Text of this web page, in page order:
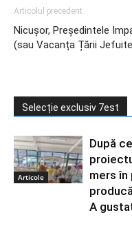
Articolul precedent
Nicușor, Președintele
(sau Vacanța Țării
Selecție exclusiv 7est
Articole
După
mers în
A